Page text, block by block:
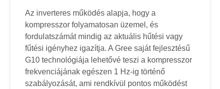
Az inverteres működés alapja, hogy a
kompresszor folyamatosan üzemel, és
fordulatszámát mindig az aktuális hűtési vagy
fűtési igényhez igazítja. A Gree saját fejlesztésű
G10 technológiája lehetővé teszi a kompresszor
frekvenciájának egészen 1 Hz-ig történő
szabályozását, ami rendkívül pontos működést